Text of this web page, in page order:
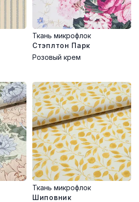
Ткань микрофлок
Стэплтон Парк
Розовый крем
Ткань микрофлок
Шиповник